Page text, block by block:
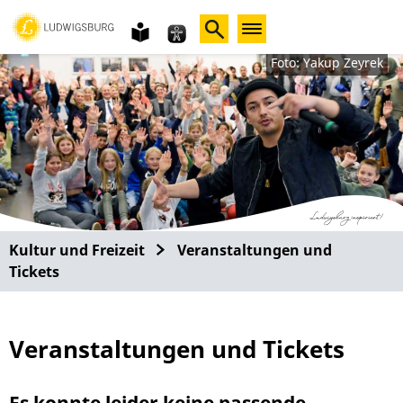
Gebärdensprache
leichte
Sprache Foto: Yakup Zeyrek
Kultur und Freizeit
Veranstaltungen und
Tickets
Veranstaltungen und Tickets